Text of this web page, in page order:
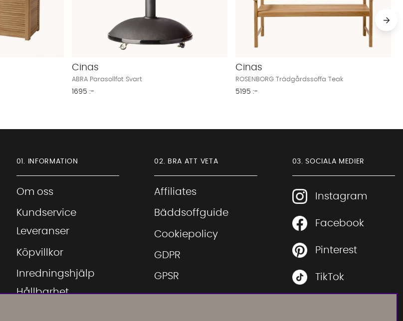
Cinas
ABRA Parasollfot Svart
1695 :-
Cinas
ROSENBORG Trädgårdssoffa Teak
5195 :-
01. INFORMATION
Om oss
Kundservice
Leveranser
Köpvillkor
Inredningshjälp
Hållbarhet
02. BRA ATT VETA
Affiliates
Bäddsoffguide
Cookiepolicy
GDPR
GPSR
Hitta rätt soffa
03. SOCIALA MEDIER
Instagram
Facebook
Pinterest
TikTok